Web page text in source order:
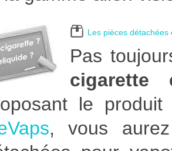
Les pièces détachées
Pas
cigarette
le
, vous